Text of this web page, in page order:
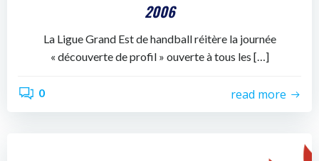
2006
La Ligue Grand Est de handball réitère la journée
« découverte de profil » ouverte à tous les […]
0 read more